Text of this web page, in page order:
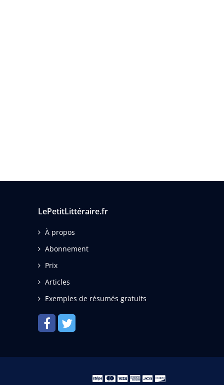
LePetitLittéraire.fr
À propos
Abonnement
Prix
Articles
Exemples de résumés gratuits